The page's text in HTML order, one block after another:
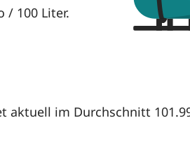
/ 100 Liter.
aktuell im Durchschnitt